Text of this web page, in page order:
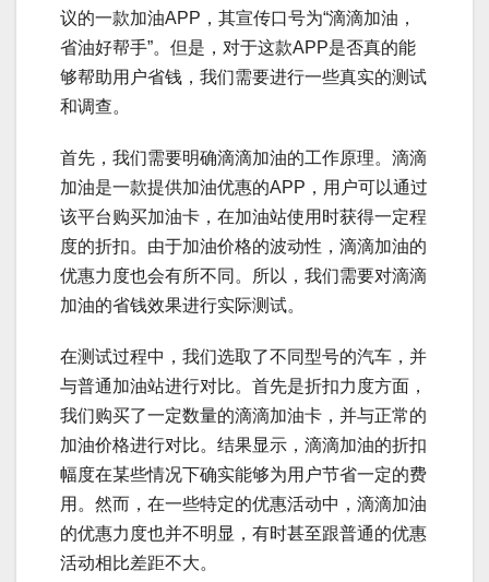
议的一款加油APP，其宣传口号为“滴滴加油，
省油好帮手”。但是，对于这款APP是否真的能
够帮助用户省钱，我们需要进行一些真实的测试
和调查。
首先，我们需要明确滴滴加油的工作原理。滴滴
加油是一款提供加油优惠的APP，用户可以通过
该平台购买加油卡，在加油站使用时获得一定程
度的折扣。由于加油价格的波动性，滴滴加油的
优惠力度也会有所不同。所以，我们需要对滴滴
加油的省钱效果进行实际测试。
在测试过程中，我们选取了不同型号的汽车，并
与普通加油站进行对比。首先是折扣力度方面，
我们购买了一定数量的滴滴加油卡，并与正常的
加油价格进行对比。结果显示，滴滴加油的折扣
幅度在某些情况下确实能够为用户节省一定的费
用。然而，在一些特定的优惠活动中，滴滴加油
的优惠力度也并不明显，有时甚至跟普通的优惠
活动相比差距不大。